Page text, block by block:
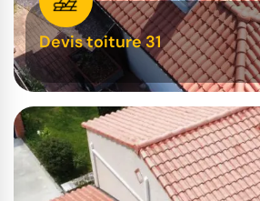
Devis toiture 31